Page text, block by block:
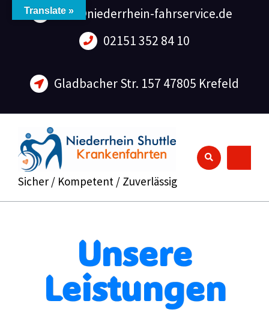
info@niederrhein-fahrservice.de
02151 352 84 10
Gladbacher Str. 157 47805 Krefeld
Sicher / Kompetent / Zuverlässig
Unsere
Leistungen
Translate »